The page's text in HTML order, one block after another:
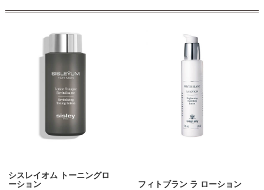
シスレイオム トーニングロ
ーション
フィトブラン ラ ローション